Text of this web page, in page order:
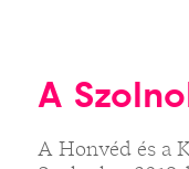
A
A Honvéd és a